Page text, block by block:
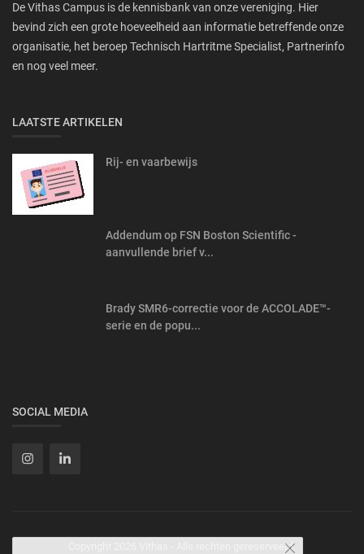
De Vithas Campus is de kennisbank van onze vereniging. Hier
bevind zich een grote hoeveelheid aan informatie betreffende onze
organisatie, het beroep Technisch Hartritme Specialist, Partnerinfo
en nog veel meer.
LAATSTE ARTIKELEN
Rij- en vaarbewijs
Addendum op FSN Boston Scientific -
aanvullende brief v...
Brady SMR6-correctie voor de ACCOLADE™-
serie en de popu...
SOCIAL MEDIA
Copyright 2026 Vithas - Alle rechten gereserveerd.